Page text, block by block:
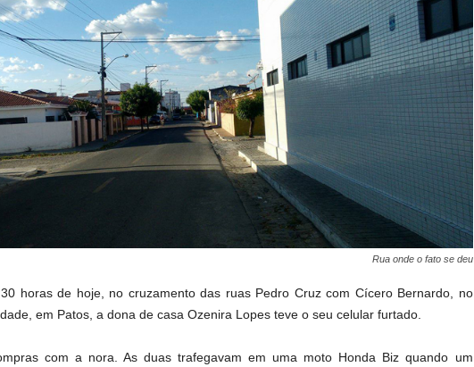
Rua onde o fato se deu
horas de hoje, no cruzamento das ruas Pedro Cruz com Cícero Bernardo, no
em Patos, a dona de casa Ozenira Lopes teve o seu celular furtado.
com a nora. As duas trafegavam em uma moto Honda Biz quando um